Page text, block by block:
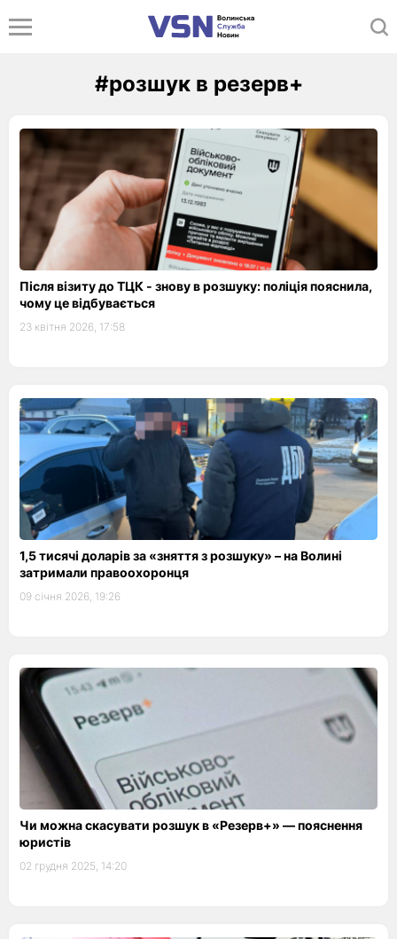
#розшук в резерв+
Після візиту до ТЦК - знову в розшуку: поліція пояснила,
чому це відбувається
23 квітня 2026, 17:58
1,5 тисячі доларів за «зняття з розшуку» – на Волині
затримали правоохоронця
09 січня 2026, 19:26
Чи можна скасувати розшук в «Резерв+» — пояснення
юристів
02 грудня 2025, 14:20